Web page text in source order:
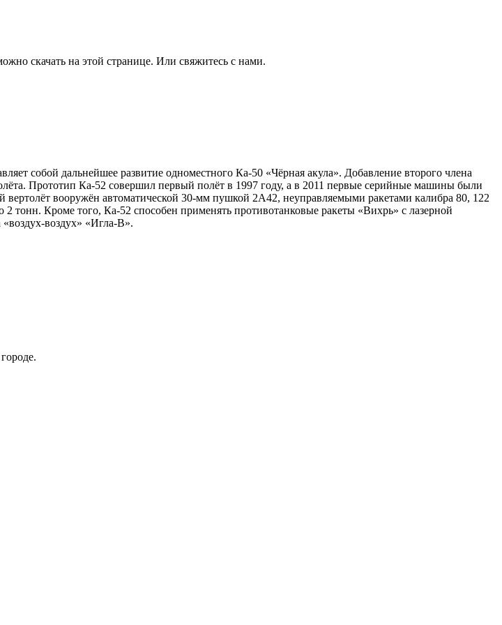
скачать на этой странице. Или свяжитесь с нами.
собой дальнейшее развитие одноместного Ка-50 «Чёрная акула». Добавление второго члена
Прототип Ка-52 совершил первый полёт в 1997 году, а в 2011 первые серийные машины были
вооружён автоматической 30-мм пушкой 2А42, неуправляемыми ракетами калибра 80, 122
Кроме того, Ка-52 способен применять противотанковые ракеты «Вихрь» с лазерной
воздух» «Игла-В».